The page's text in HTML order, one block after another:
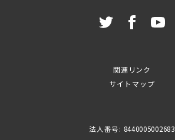
関連リンク
サイトマップ
法人番号: 8440005002683